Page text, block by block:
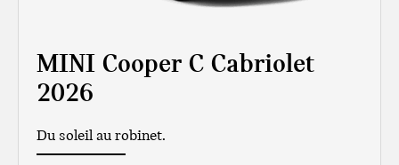
MINI Cooper C Cabriolet
2026
Du soleil au robinet.